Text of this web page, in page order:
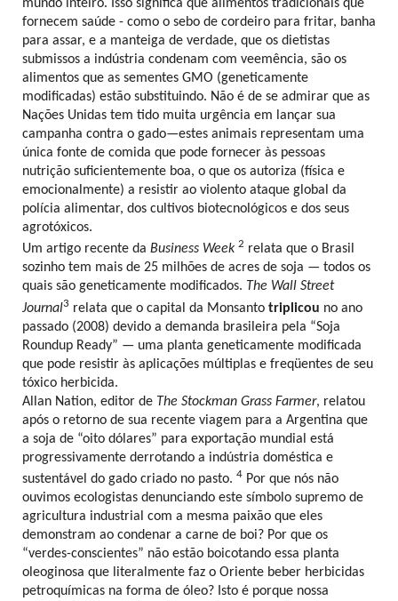
mundo inteiro. Isso significa que alimentos tradicionais que
fornecem saúde - como o sebo de cordeiro para fritar, banha
para assar, e a manteiga de verdade, que os dietistas
submissos a indústria condenam com veemência, são os
alimentos que as sementes GMO (geneticamente
modificadas) estão substituindo. Não é de se admirar que as
Nações Unidas tem tido muita urgência em lançar sua
campanha contra o gado—estes animais representam uma
única fonte de comida que pode fornecer às pessoas
nutrição suficientemente boa, o que os autoriza (física e
emocionalmente) a resistir ao violento ataque global da
polícia alimentar, dos cultivos biotecnológicos e dos seus
agrotóxicos.
Um artigo recente da Business Week 2 relata que o Brasil
sozinho tem mais de 25 milhões de acres de soja — todos os
quais são geneticamente modificados. The Wall Street
Journal3 relata que o capital da Monsanto triplicou no ano
passado (2008) devido a demanda brasileira pela “Soja
Roundup Ready” — uma planta geneticamente modificada
que pode resistir às aplicações múltiplas e freqüentes de seu
tóxico herbicida.
Allan Nation, editor de The Stockman Grass Farmer, relatou
após o retorno de sua recente viagem para a Argentina que
a soja de “oito dólares” para exportação mundial está
progressivamente derrotando a indústria doméstica e
sustentável do gado criado no pasto. 4 Por que nós não
ouvimos ecologistas denunciando este símbolo supremo de
agricultura industrial com a mesma paixão que eles
demonstram ao condenar a carne de boi? Por que os
“verdes-conscientes” não estão boicotando essa planta
oleoginosa que literalmente faz o Oriente beber herbicidas
petroquímicas na forma de óleo? Isto é porque nossa